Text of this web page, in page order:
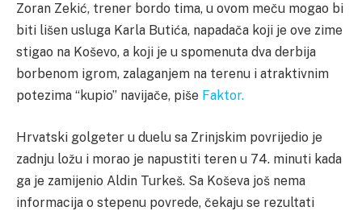
Zoran Zekić, trener bordo tima, u ovom meču mogao bi
biti lišen usluga Karla Butića, napadača koji je ove zime
stigao na Koševo, a koji je u spomenuta dva derbija
borbenom igrom, zalaganjem na terenu i atraktivnim
potezima “kupio” navijače, piše Faktor.
Hrvatski golgeter u duelu sa Zrinjskim povrijedio je
zadnju ložu i morao je napustiti teren u 74. minuti kada
ga je zamijenio Aldin Turkeš. Sa Koševa još nema
informacija o stepenu povrede, čekaju se rezultati